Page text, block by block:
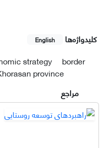
کلیدواژه‌ها English
strategy
border
province
مراجع